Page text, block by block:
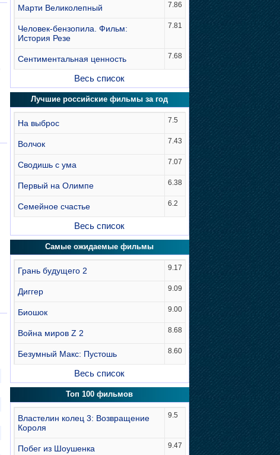
Марти Великолепный 7.86
Человек-бензопила. Фильм:
История Резе
7.81
Сентиментальная ценность 7.68
Весь список
Лучшие российские фильмы за год
На выброс 7.5
Волчок 7.43
Сводишь с ума 7.07
Первый на Олимпе 6.38
Семейное счастье 6.2
Весь список
Самые ожидаемые фильмы
Грань будущего 2 9.17
Диггер 9.09
Биошок 9.00
Война миров Z 2 8.68
Безумный Макс: Пустошь 8.60
Весь список
Топ 100 фильмов
Властелин колец 3: Возвращение
Короля
9.5
Побег из Шоушенка 9.47